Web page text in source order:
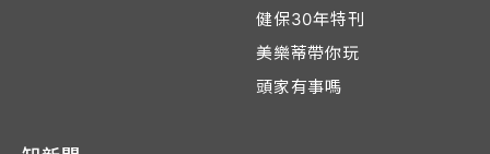
健保30年特刊
美樂蒂帶你玩
頭家有事嗎